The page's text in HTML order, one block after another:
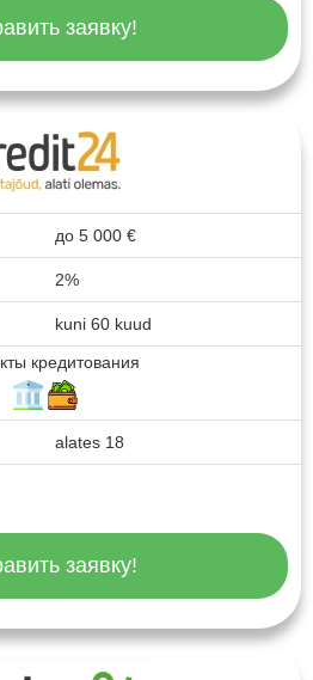
заявку!
до 5 000 €
2%
kuni 60 kuud
кредитования
alates 18
заявку!